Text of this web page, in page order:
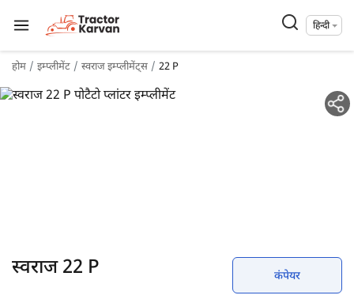
हिन्दी
होम इम्प्लीमेंट स्वराज इम्प्लीमेंट्स 22 P
स्वराज 22 P कंपेयर